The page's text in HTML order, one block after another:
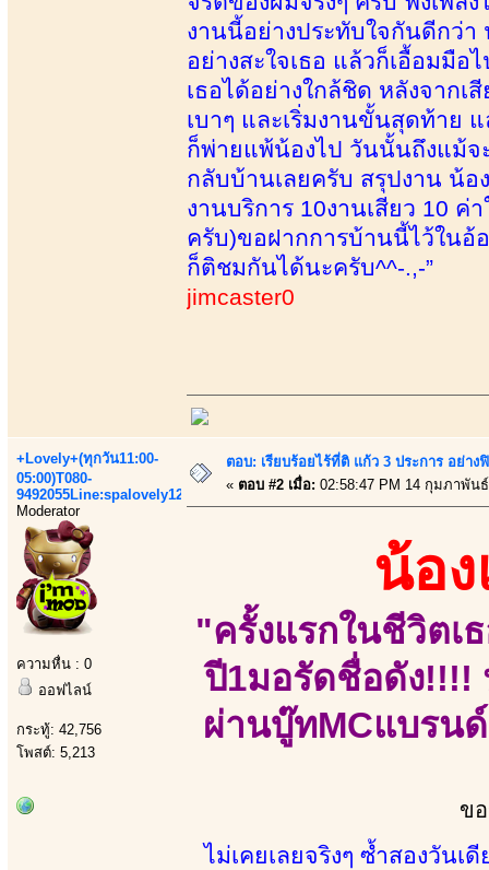
งานนี้อย่างประทับใจกันดีกว่
อย่างสะใจเธอ แล้วก็เอื้อมมื
เธอได้อย่างใกล้ชิด หลังจาก
เบาๆ และเริ่มงานขั้นสุดท้าย
ก็พ่ายแพ้น้องไป วันนั้นถึงแม้จ
กลับบ้านเลยครับ สรุปงาน น้อ
งานบริการ 10งานเสียว 10
ครับ)ขอฝากการบ้านนี้ไว้ในอ้
ก็ติชมกันได้นะครับ^^-.,-”
jimcaster0
+Lovely+(ทุกวัน11:00-
05:00)T080-
9492055Line:spalovely123
Moderator
ความหื่น : 0
ออฟไลน์
กระทู้: 42,756
โพสต์: 5,213
ตอบ: เรียบร้อยไร้ที่ติ แก้ว 3 ประการ อย่า
« ตอบ #2 เมื่อ: 02:58:47 PM 14 กุมภาพัน
น้อ
"ครั้งแรกในชีวิตเ
ปี1มอรัดชื่อดัง!!!!
ผ่านบู๊ทMCแบรน
ข
ไม่เคยเลยจริงๆ ซ้ำสองวัน